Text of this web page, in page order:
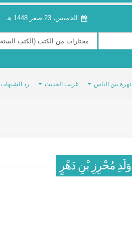
الخميس، 23 صفر 1448 هـ
بين الناس غريب الحديث رد الشبهات
مُحْرِزِ بْنِ دَهْرٍ